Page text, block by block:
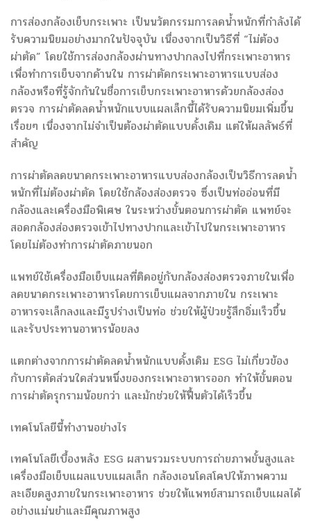
การส่องกล้องเย็บกระเพาะ เป็นนวัตกรรมการลดน้ำหนักที่กำลังได้
รับความนิยมอย่างมากในปัจจุบัน เนื่องจากเป็นวิธีที่ “ไม่ต้อง
ผ่าตัด” โดยใช้การส่องกล้องผ่านทางปากลงไปที่กระเพาะอาหาร
เพื่อทำการเย็บจากด้านใน การผ่าตัดกระเพาะอาหารแบบส่อง
กล้องหรือที่รู้จักกันในชื่อการเย็บกระเพาะอาหารด้วยกล้องส่อง
ตรวจ การผ่าตัดลดน้ำหนักแบบแผลเล็กนี้ได้รับความนิยมเพิ่มขึ้น
เรื่อยๆ เนื่องจากไม่จำเป็นต้องผ่าตัดแบบดั้งเดิม แต่ให้ผลลัพธ์ที่
สำคัญ
การผ่าตัดลดขนาดกระเพาะอาหารแบบส่องกล้องเป็นวิธีการลดน้ำ
หนักที่ไม่ต้องผ่าตัด โดยใช้กล้องส่องตรวจ ซึ่งเป็นท่ออ่อนที่มี
กล้องและเครื่องมือพิเศษ ในระหว่างขั้นตอนการผ่าตัด แพทย์จะ
สอดกล้องส่องตรวจเข้าไปทางปากและเข้าไปในกระเพาะอาหาร
โดยไม่ต้องทำการผ่าตัดภายนอก
แพทย์ใช้เครื่องมือเย็บแผลที่ติดอยู่กับกล้องส่องตรวจภายในเพื่อ
ลดขนาดกระเพาะอาหารโดยการเย็บแผลจากภายใน กระเพาะ
อาหารจะเล็กลงและมีรูปร่างเป็นท่อ ช่วยให้ผู้ป่วยรู้สึกอิ่มเร็วขึ้น
และรับประทานอาหารน้อยลง
แตกต่างจากการผ่าตัดลดน้ำหนักแบบดั้งเดิม ESG ไม่เกี่ยวข้อง
กับการตัดส่วนใดส่วนหนึ่งของกระเพาะอาหารออก ทำให้ขั้นตอน
การผ่าตัดรุกรามน้อยกว่า และมักช่วยให้ฟื้นตัวได้เร็วขึ้น
เทคโนโลยีนี้ทำงานอย่างไร
เทคโนโลยีเบื้องหลัง ESG ผสานรวมระบบการถ่ายภาพขั้นสูงและ
เครื่องมือเย็บแผลแบบแผลเล็ก กล้องเอนโดสโคปให้ภาพความ
ละเอียดสูงภายในกระเพาะอาหาร ช่วยให้แพทย์สามารถเย็บแผลได้
อย่างแม่นยำและมีคุณภาพสูง